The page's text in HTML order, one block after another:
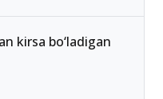
kirsa bo‘ladigan